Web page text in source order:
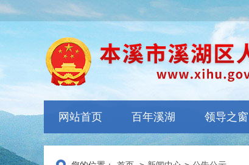
网站首页 百年溪湖 领导之窗